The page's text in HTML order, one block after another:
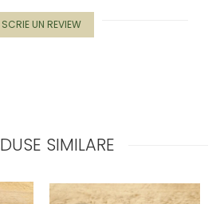
SCRIE UN REVIEW
SIMILARE